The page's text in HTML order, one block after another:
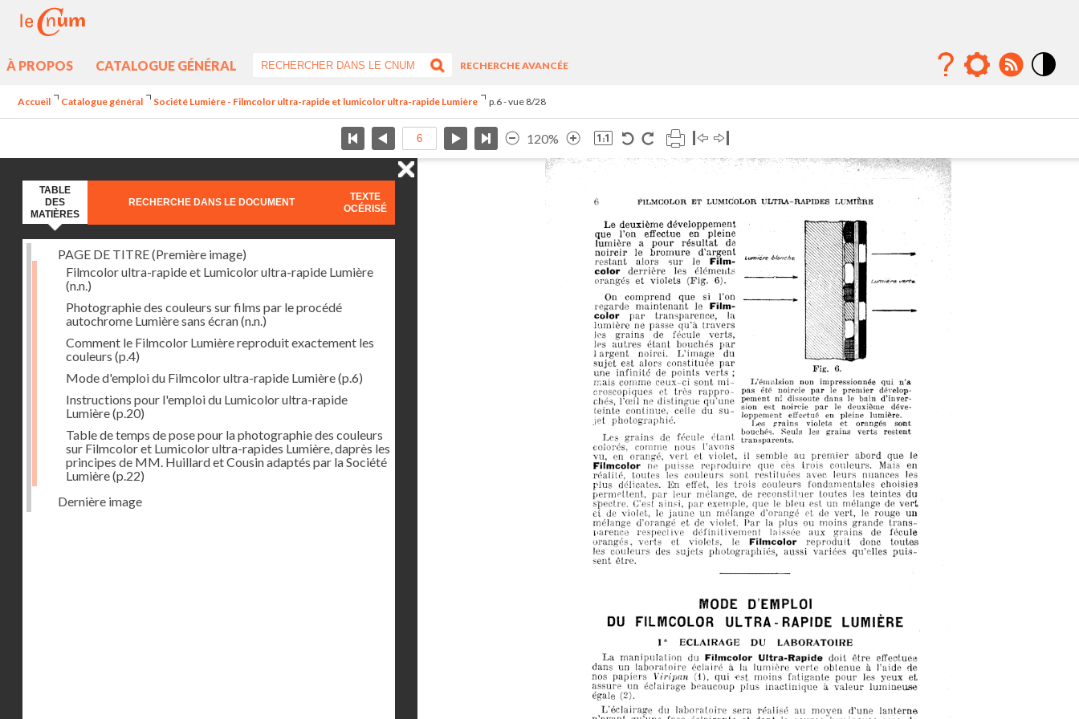
À PROPOS CATALOGUE GÉNÉRAL
RECHERCHE AVANCÉE
Accueil Catalogue général Société Lumière - Filmcolor ultra-rapide et lumicolor ultra-rapide Lumière p.6 - vue 8/28
120%
TABLE
DES
MATIÈRES
RECHERCHE DANS LE DOCUMENT
TEXTE
OCÉRISÉ
PAGE DE TITRE (Première image)
Filmcolor ultra-rapide et Lumicolor ultra-rapide Lumière
(n.n.)
Photographie des couleurs sur films par le procédé
autochrome Lumière sans écran(n.n.)
Comment le Filmcolor Lumière reproduit exactement les
couleurs (p.4)
Mode d'emploi du Filmcolor ultra-rapide Lumière(p.6)
Instructions pour l'emploi du Lumicolor ultra-rapide
Lumière(p.20)
Table de temps de pose pour la photographie des couleurs
sur Filmcolor et Lumicolor ultra-rapides Lumière, daprès les
principes de MM. Huillard et Cousin adaptés par la Société
Lumière(p.22)
Dernière image